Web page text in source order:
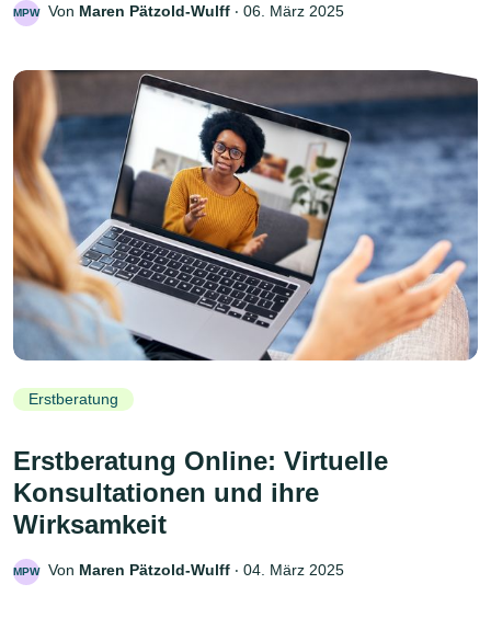
MPW Von Maren Pätzold-Wulff ‧ 06. März 2025
Erstberatung
Erstberatung Online: Virtuelle
Konsultationen und ihre
Wirksamkeit
MPW Von Maren Pätzold-Wulff ‧ 04. März 2025